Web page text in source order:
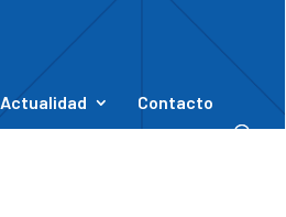
Actualidad Contacto